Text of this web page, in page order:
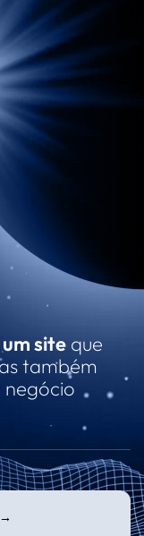
site que
também
negócio